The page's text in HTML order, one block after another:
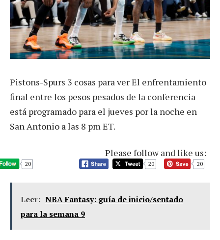
Pistons-Spurs 3 cosas para ver El enfrentamiento
final entre los pesos pesados ​​de la conferencia
está programado para el jueves por la noche en
San Antonio a las 8 pm ET.
Please follow and like us:
20 20 20
Leer: NBA Fantasy: guía de inicio/sentado
para la semana 9